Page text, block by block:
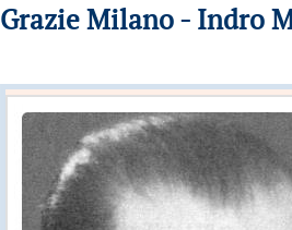
Grazie Milano - Indro